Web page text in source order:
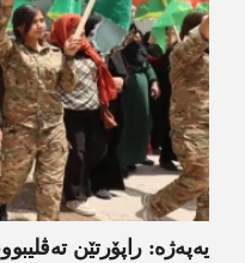
یەپەژە: راپۆرتێن